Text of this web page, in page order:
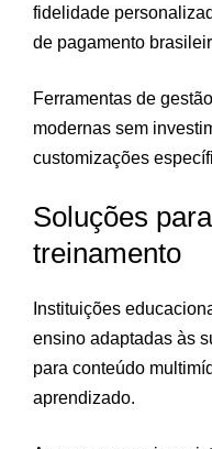
fidelidade
de pagamento
Ferramentas de
modernas sem
customizações
Soluções
treinamento
Instituições
ensino adaptadas às
para conteúdo
aprendizado.